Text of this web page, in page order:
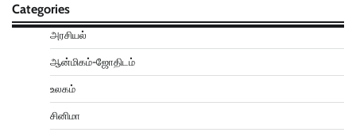
Categories
அரசியல்
ஆன்மிகம்-ஜோதிடம்
உலகம்
சினிமா